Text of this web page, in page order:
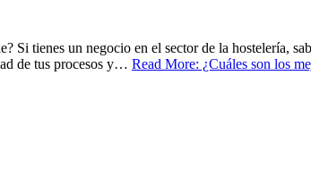
Si tienes un negocio en el sector de la hostelería,
de tus procesos y… Read More: ¿Cuáles son los